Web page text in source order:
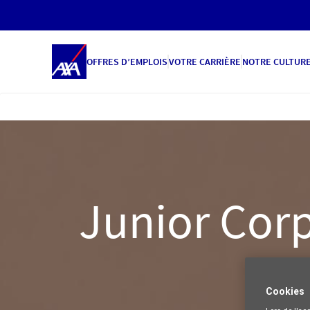
OFFRES D’EMPLOISVOTRE CARRIÈRE NOTRE CULTURE
Junior
Cookies